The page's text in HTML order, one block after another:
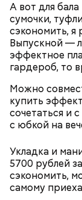
А вот для
сумочки,
сэкономить,
Выпускной —
эффектное
гардероб, то
Можно
купить
сочетаться и
с юбкой на
Укладка и
5700 рублей
сэкономить,
самому
Кабачок —
Готовим:
на тонкие
сковороде с
цвета. Далее
кусочки и
как курица
кабачок,